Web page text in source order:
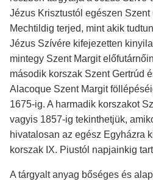
Jézus Krisztustól egészen Szent
Mechtildig terjed, mint akik
Jézus Szívére kifejezetten
mintegy Szent Margit
második korszak Szent Gertrúd
Alacoque Szent Margit
1675-ig. A harmadik korszakot
vagyis 1857-ig tekinthetjük,
hivatalosan az egész Egyházra
korszak IX. Piustól napjainkig
A tárgyalt anyag bőséges és